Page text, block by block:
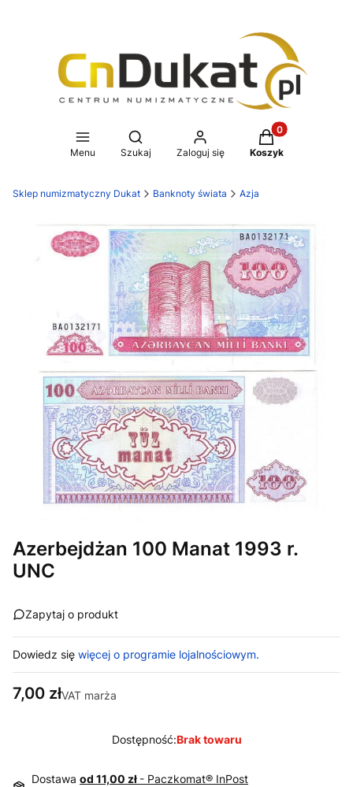
Menu
Otwórz wyszukiwarkę
Szukaj Zaloguj się
Produkty w
Koszyk
Sklep numizmatyczny Dukat Banknoty świata Azja
Azerbejdżan 100 Manat 1993 r.
UNC
Zapytaj o produkt
Dowiedz się więcej o programie lojalnościowym.
Cena
7,00 złVAT marża
Dostępność:Brak towaru
Dostawa od 11,00 zł - Paczkomat® InPost